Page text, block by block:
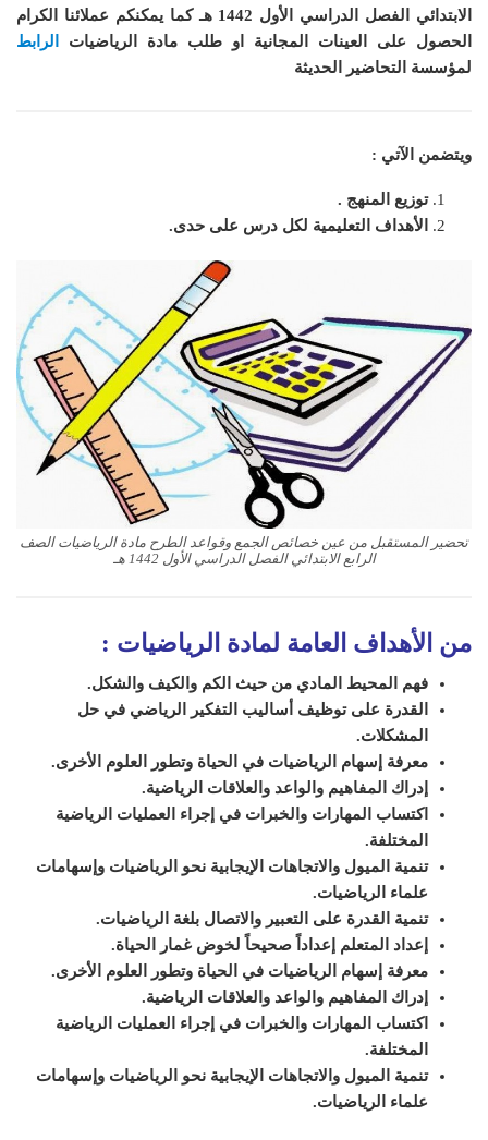
الابتدائي الفصل الدراسي الأول 1442 هـ
كما يمكنكم عملائنا الكرام
الحصول على العينات المجانية او طلب مادة الرياضيات
الرابط
لمؤسسة التحاضير الحديثة
ويتضمن الآتي :
توزيع المنهج .
الأهداف التعليمية لكل درس على حدى.
تحضير المستقبل من عين خصائص الجمع وقواعد الطرح مادة الرياضيات الصف
الرابع الابتدائي الفصل الدراسي الأول 1442 هـ
من الأهداف العامة لمادة الرياضيات :
فهم المحيط المادي من حيث الكم والكيف والشكل.
القدرة على توظيف أساليب التفكير الرياضي في حل
المشكلات.
معرفة إسهام الرياضيات في الحياة وتطور العلوم الأخرى.
إدراك المفاهيم والواعد والعلاقات الرياضية.
اكتساب المهارات والخبرات في إجراء العمليات الرياضية
المختلفة.
تنمية الميول والاتجاهات الإيجابية نحو الرياضيات وإسهامات
علماء الرياضيات.
تنمية القدرة على التعبير والاتصال بلغة الرياضيات.
إعداد المتعلم إعداداً صحيحاً لخوض غمار الحياة.
معرفة إسهام الرياضيات في الحياة وتطور العلوم الأخرى.
إدراك المفاهيم والواعد والعلاقات الرياضية.
اكتساب المهارات والخبرات في إجراء العمليات الرياضية
المختلفة.
تنمية الميول والاتجاهات الإيجابية نحو الرياضيات وإسهامات
علماء الرياضيات.